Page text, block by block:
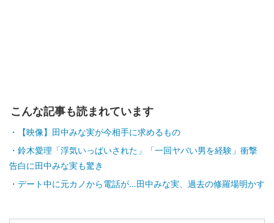
こんな記事も読まれています
【映像】田中みな実が今相手に求めるもの
鈴木愛理「浮気いっぱいされた」「一回ヤバい男を経験」衝撃
告白に田中みな実も驚き
デート中に元カノから電話が…田中みな実、過去の修羅場明かす